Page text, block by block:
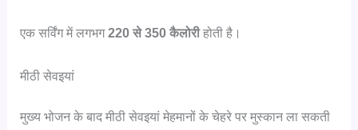
एक सर्विंग में लगभग220 से 350 कैलोरीहोती है।
मीठी सेवइयां
मुख्य भोजन के बाद मीठी सेवइयां मेहमानों के चेहरे पर मुस्कान ला सकती